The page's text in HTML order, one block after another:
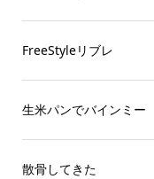
FreeStyleリブレ
生米パンでバインミー
散骨してきた